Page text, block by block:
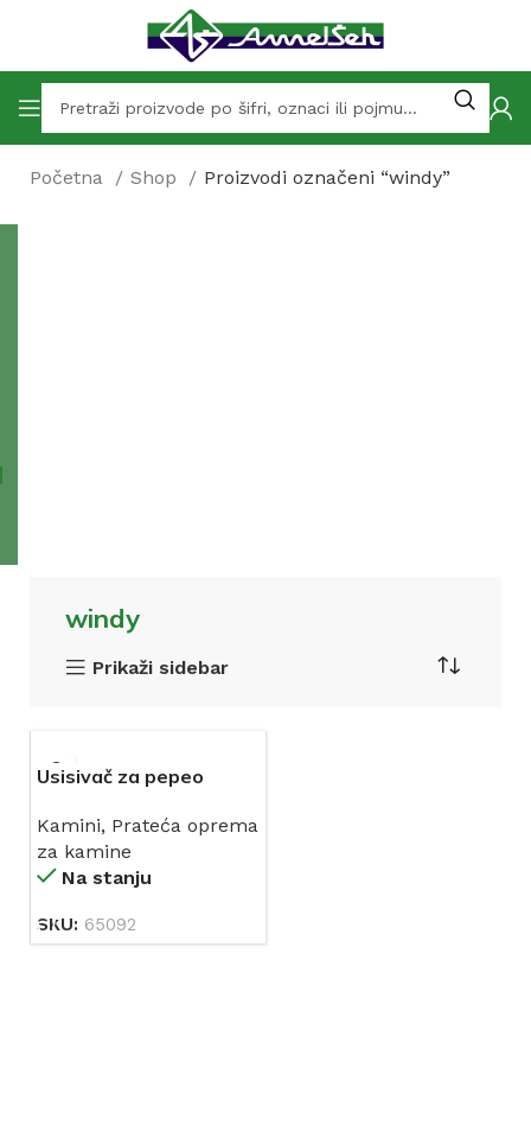
Početna Shop Proizvodi označeni “windy”
windy
Prikaži sidebar
Usisivač za pepeo
Kamini, Prateća oprema
za kamine
Na stanju
SKU: 65092